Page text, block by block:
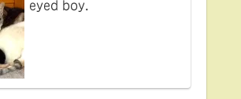
eyed boy.